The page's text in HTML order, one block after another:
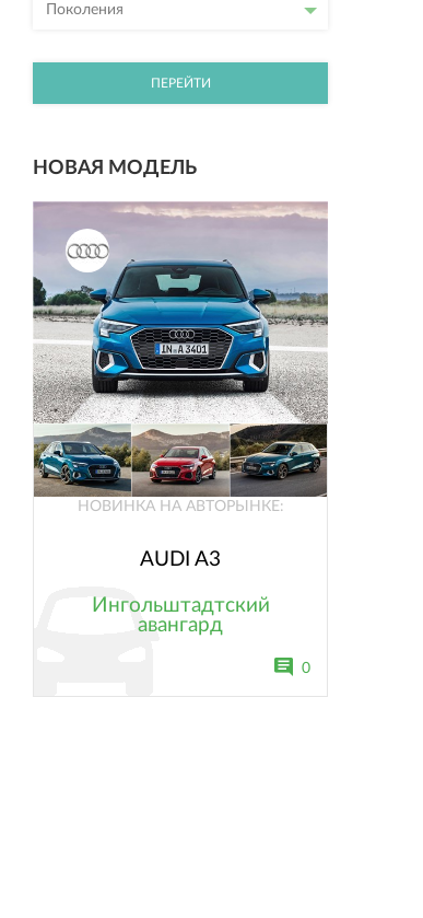
Поколения
ПЕРЕЙТИ
НОВАЯ МОДЕЛЬ
НОВИНКА НА АВТОРЫНКЕ:
AUDI A3
Ингольштадтский
авангард
0